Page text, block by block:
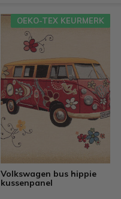
Volkswagen bus hippie
kussenpanel
OEKO-TEX KEURMERK